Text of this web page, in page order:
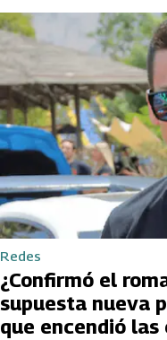
Redes
¿Confirmó el
supuesta nueva
que encendió las